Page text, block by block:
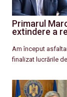
Primarul
extindere a
Am început
finalizat lucrările